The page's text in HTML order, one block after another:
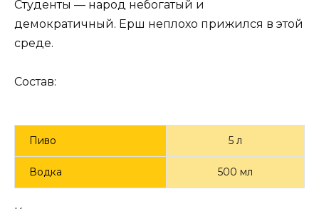
Студенты — народ небогатый и
демократичный. Ерш неплохо прижился в этой
среде.
Состав:
Пиво 5 л
Водка 500 мл